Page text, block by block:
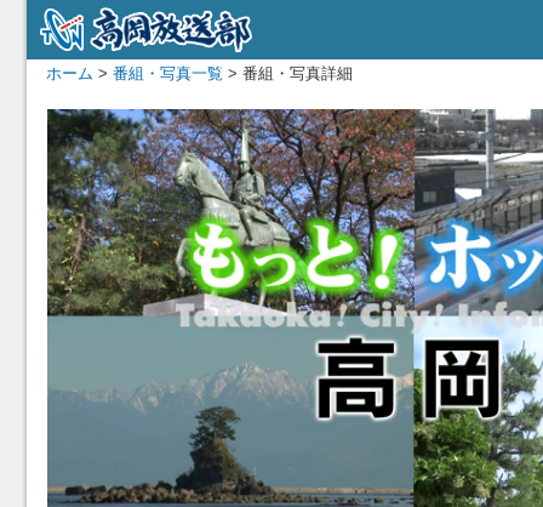
ホーム > 番組・写真一覧 > 番組・写真詳細